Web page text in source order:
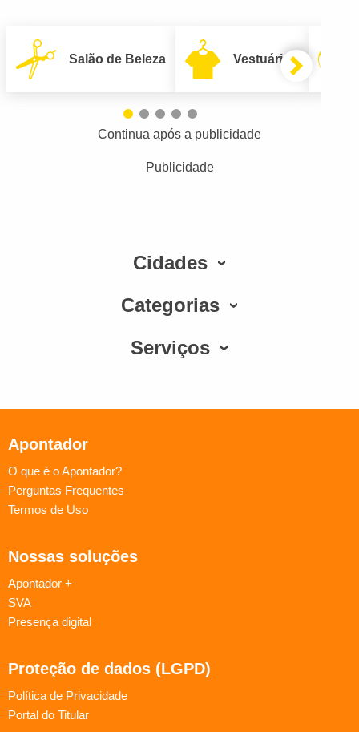
Salão de Beleza Vestuário
Continua após a publicidade
Publicidade
Cidades
Categorias
Serviços
Apontador
O que é o Apontador?
Perguntas Frequentes
Termos de Uso
Nossas soluções
Apontador +
SVA
Presença digital
Proteção de dados (LGPD)
Política de Privacidade
Portal do Titular